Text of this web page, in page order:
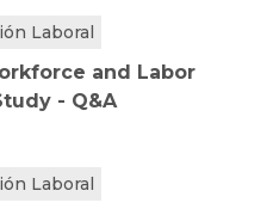
Laboral
and Labor
- Q&A
Laboral